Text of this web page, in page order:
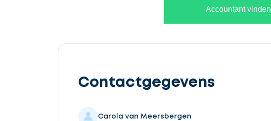
Accountant vinden
Contactgegevens
Carola van Meersbergen